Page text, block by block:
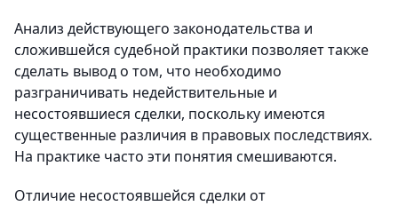
Анализ действующего законодательства и
сложившейся судебной практики позволяет также
сделать вывод о том, что необходимо
разграничивать недействительные и
несостоявшиеся сделки, поскольку имеются
существенные различия в правовых последствиях.
На практике часто эти понятия смешиваются.
Отличие несостоявшейся сделки от